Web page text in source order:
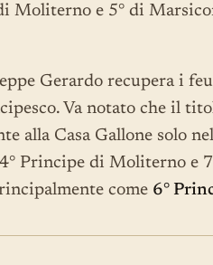
Moliterno e 5° di
Gerardo recupera i
Va notato che il
alla Casa Gallone solo nel
Principe di Moliterno e
come 6°